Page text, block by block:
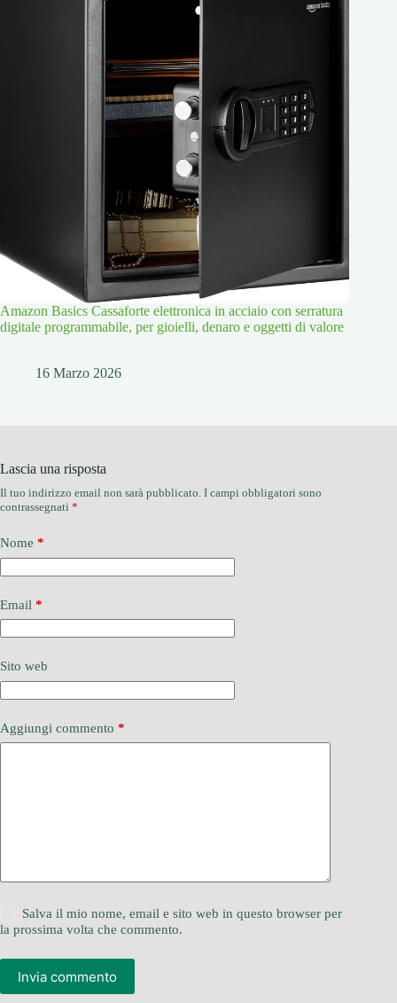
Amazon Basics Cassaforte elettronica in acciaio con serratura
digitale programmabile, per gioielli, denaro e oggetti di valore
16 Marzo 2026
Lascia una risposta
Il tuo indirizzo email non sarà pubblicato. I campi obbligatori sono
contrassegnati *
Nome *
Email *
Sito web
Aggiungi commento *
Salva il mio nome, email e sito web in questo browser per
la prossima volta che commento.
Invia commento